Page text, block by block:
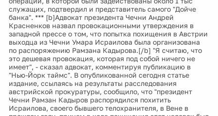
служащих, подтвердил и представитель самого "Дойче
банка". *** [b]Адвокат президента Чечни Андрей
Красненков назвал провокационными утверждения в
западной прессе о том, что попытка похищения в Австрии
выходца из Чечни Умара Исраилова была организована
по распоряжению Рамзана Кадырова.[/b] "Я считаю, что
это дешевая провокация, которая под собой ничего не
имеет", - сказал адвокат, комментируя публикацию в
"Нью-Йорк таймс". В опубликованной сегодня статье
издание, ссылаясь на результаты расследования
австрийской прокуратуры, сообщило, что "президент
Чечни Рамзан Кадыров распорядился похитить
Исраилова, своего бывшего телохранителя, в Вене в